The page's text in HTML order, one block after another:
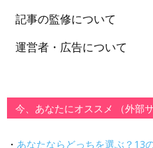
記事の監修について
運営者・広告について
今、あなたにオススメ （外部サ
・ あなたならどっちを選ぶ？13